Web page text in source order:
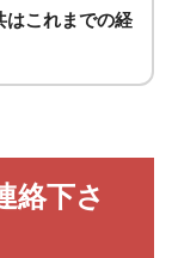
はこれまでの経
絡下さ